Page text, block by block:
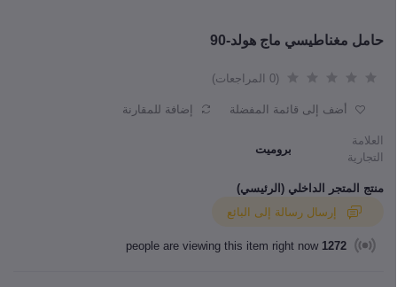
حامل مغناطيسي ماج هولد-90
(0 المراجعات)
أضف إلى قائمة المفضلة إضافة للمقارنة
العلامة
التجارية
بروميت
منتج المتجر الداخلي (الرئيسي)
1272